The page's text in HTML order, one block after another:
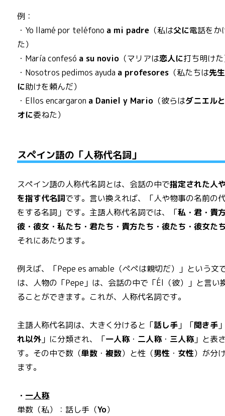
例：
・Yo llamé por teléfono a mi padre （私は父に電話をか
た）
・María confesó a su novio （マリアは恋人に打ち明け
・Nosotros pedimos ayuda a profesores （私たちは先
に助けを頼んだ）
・Ellos encargaron a Daniel y Mario （彼らはダニエル
オに委ねた）
スペイン語の「人称代名詞」
スペイン語の人称代名詞とは、会話の中で指定された人
を指す代名詞です。言い換えれば、「人や物事の名前の
をする名詞」です。主語人称代名詞では、「私・君・貴
彼・彼女・私たち・君たち・貴方たち・彼たち・彼女た
それにあたります。
例えば、「Pepe es amable（ペペは親切だ）」という文
は、人物の「Pepe」は、会話の中で「Él（彼）」と言い
ることができます。これが、人称代名詞です。
主語人称代名詞は、大きく分けると「話し手 」「聞き手
れ以外 」に分類され、「一人称・ 二人称・ 三人称」と表
す。その中で数（単数 ・複数）と性（男性 ・ 女性）が分
ます。
・ 一人称
単数（私）：話し手（Yo）